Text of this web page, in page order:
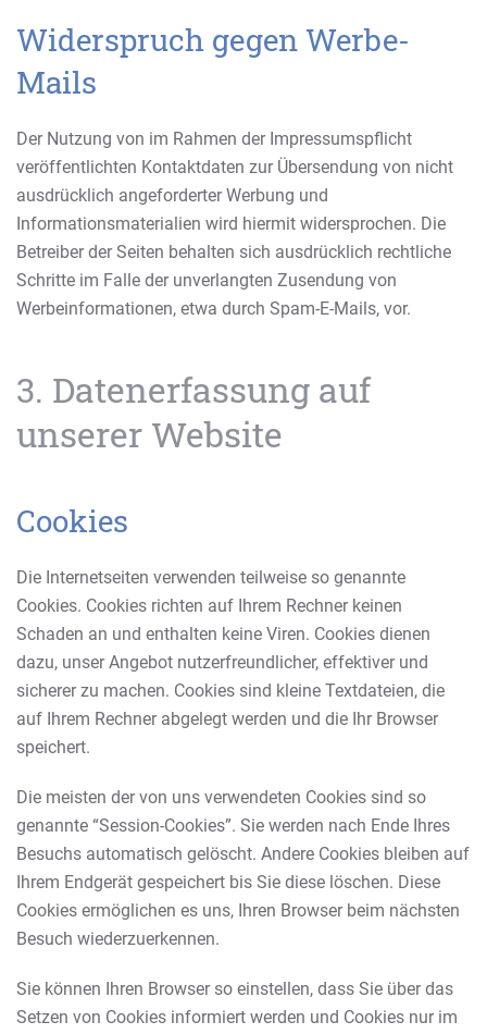
Widerspruch gegen Werbe-
Mails
Der Nutzung von im Rahmen der Impressumspflicht
veröffentlichten Kontaktdaten zur Übersendung von nicht
ausdrücklich angeforderter Werbung und
Informationsmaterialien wird hiermit widersprochen. Die
Betreiber der Seiten behalten sich ausdrücklich rechtliche
Schritte im Falle der unverlangten Zusendung von
Werbeinformationen, etwa durch Spam-E-Mails, vor.
3. Datenerfassung auf
unserer Website
Cookies
Die Internetseiten verwenden teilweise so genannte
Cookies. Cookies richten auf Ihrem Rechner keinen
Schaden an und enthalten keine Viren. Cookies dienen
dazu, unser Angebot nutzerfreundlicher, effektiver und
sicherer zu machen. Cookies sind kleine Textdateien, die
auf Ihrem Rechner abgelegt werden und die Ihr Browser
speichert.
Die meisten der von uns verwendeten Cookies sind so
genannte “Session-Cookies”. Sie werden nach Ende Ihres
Besuchs automatisch gelöscht. Andere Cookies bleiben auf
Ihrem Endgerät gespeichert bis Sie diese löschen. Diese
Cookies ermöglichen es uns, Ihren Browser beim nächsten
Besuch wiederzuerkennen.
Sie können Ihren Browser so einstellen, dass Sie über das
Setzen von Cookies informiert werden und Cookies nur im